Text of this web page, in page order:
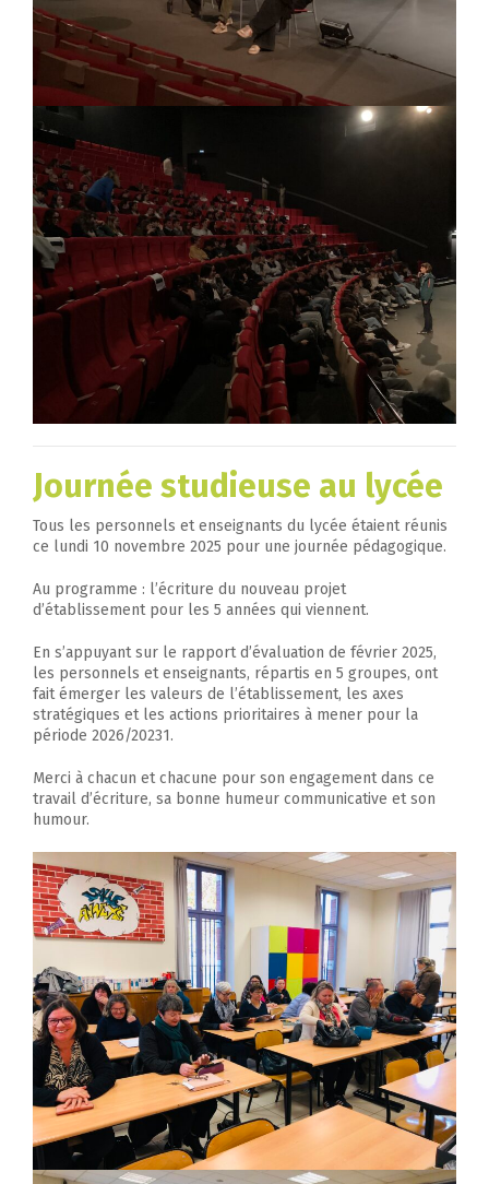
Journée studieuse au lycée
Tous les personnels et enseignants du lycée étaient réunis
ce lundi 10 novembre 2025 pour une journée pédagogique.
Au programme : l’écriture du nouveau projet
d’établissement pour les 5 années qui viennent.
En s’appuyant sur le rapport d’évaluation de février 2025,
les personnels et enseignants, répartis en 5 groupes, ont
fait émerger les valeurs de l’établissement, les axes
stratégiques et les actions prioritaires à mener pour la
période 2026/20231.
Merci à chacun et chacune pour son engagement dans ce
travail d’écriture, sa bonne humeur communicative et son
humour.